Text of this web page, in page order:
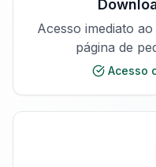
Acesso imediato
página de
Acesso